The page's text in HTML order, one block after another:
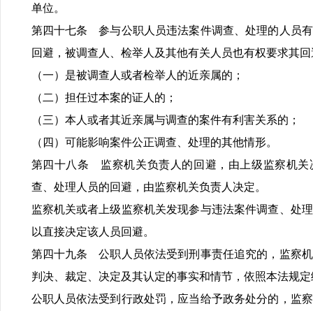
单位。
第四十七条 参与公职人员违法案件调查、处理的人员
回避，被调查人、检举人及其他有关人员也有权要求其回
（一）是被调查人或者检举人的近亲属的；
（二）担任过本案的证人的；
（三）本人或者其近亲属与调查的案件有利害关系的；
（四）可能影响案件公正调查、处理的其他情形。
第四十八条 监察机关负责人的回避，由上级监察机关
查、处理人员的回避，由监察机关负责人决定。
监察机关或者上级监察机关发现参与违法案件调查、处
以直接决定该人员回避。
第四十九条 公职人员依法受到刑事责任追究的，监察
判决、裁定、决定及其认定的事实和情节，依照本法规
公职人员依法受到行政处罚，应当给予政务处分的，监